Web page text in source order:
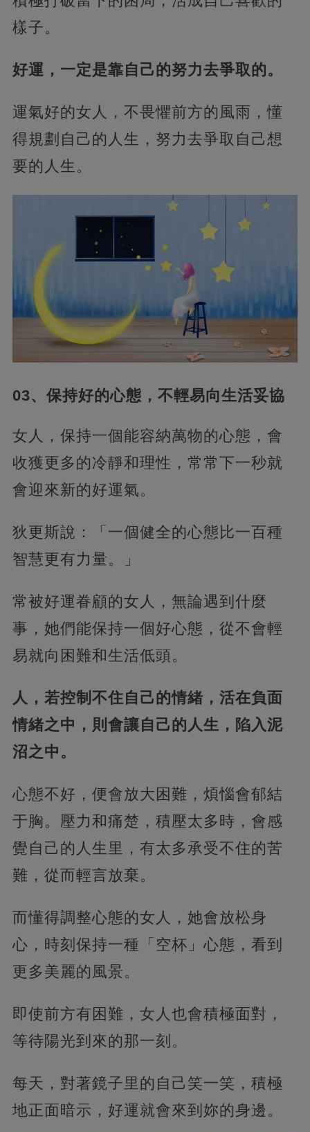
樣子。
好運，一定是靠自己的努力去爭取的。
運氣好的女人，不畏懼前方的風雨，懂
得規劃自己的人生，努力去爭取自己想
要的人生。
03、保持好的心態，不輕易向生活妥協
女人，保持一個能容納萬物的心態，會
收獲更多的冷靜和理性，常常下一秒就
會迎來新的好運氣。
狄更斯說：「一個健全的心態比一百種
智慧更有力量。」
常被好運眷顧的女人，無論遇到什麼
事，她們能保持一個好心態，從不會輕
易就向困難和生活低頭。
人，若控制不住自己的情緒，活在負面
情緒之中，則會讓自己的人生，陷入泥
沼之中。
心態不好，便會放大困難，煩惱會郁結
于胸。壓力和痛楚，積壓太多時，會感
覺自己的人生里，有太多承受不住的苦
難，從而輕言放棄。
而懂得調整心態的女人，她會放松身
心，時刻保持一種「空杯」心態，看到
更多美麗的風景。
即使前方有困難，女人也會積極面對，
等待陽光到來的那一刻。
每天，對著鏡子里的自己笑一笑，積極
地正面暗示，好運就會來到妳的身邊。